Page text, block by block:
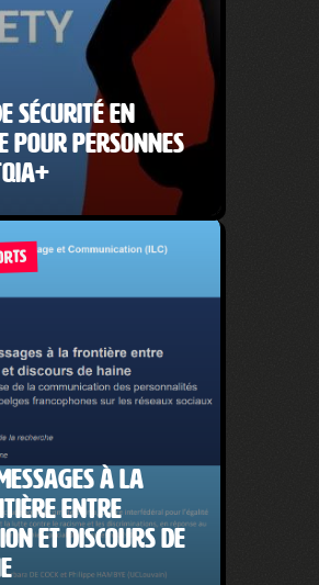
sécurité en
pour personnes
à la
entre
et discours de